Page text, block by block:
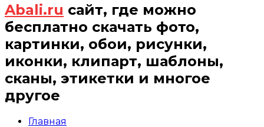
Abali.ru сайт, где можно
бесплатно скачать фото,
картинки, обои, рисунки,
иконки, клипарт, шаблоны,
сканы, этикетки и многое
другое
Главная